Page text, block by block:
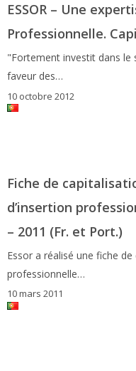
ESSOR – Une
Professionnelle.
"Fortement investit dans le
faveur des…
10 octobre 2012
Fiche de
d’insertion
– 2011 (Fr. et Port.)
Essor a réalisé une fiche
professionnelle…
10 mars 2011